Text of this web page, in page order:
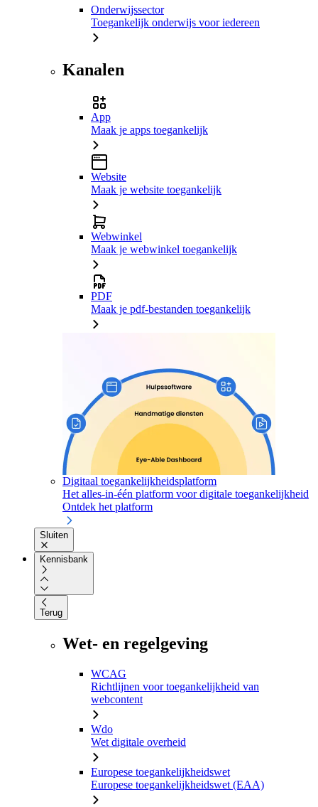
Onderwijssector
Toegankelijk onderwijs voor iedereen
Kanalen
App
Maak je apps toegankelijk
Website
Maak je website toegankelijk
Webwinkel
Maak je webwinkel toegankelijk
PDF
Maak je pdf-bestanden toegankelijk
Digitaal toegankelijkheidsplatform
Het alles-in-één platform voor digitale toegankelijkheid
Ontdek het platform
Sluiten
Kennisbank
Terug
Wet- en regelgeving
WCAG
Richtlijnen voor toegankelijkheid van
webcontent
Wdo
Wet digitale overheid
Europese toegankelijkheidswet
Europese toegankelijkheidswet (EAA)